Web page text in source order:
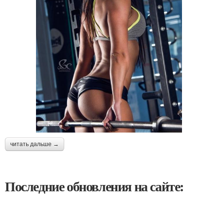
читать дальше →
Последние обновления на сайте: